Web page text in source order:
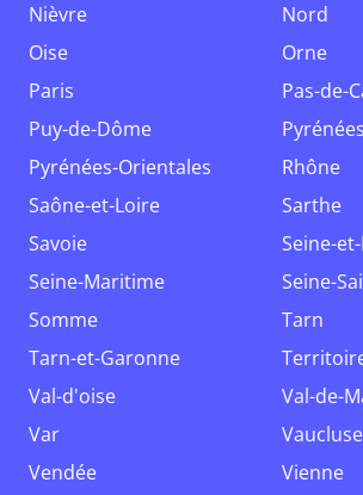
Nièvre
Nord
Oise
Orne
Paris
Pas-de-
Puy-de-Dôme
Pyrénées-Orientales
Rhône
Saône-et-Loire
Sarthe
Savoie
Seine-
Seine-Maritime
Seine-
Somme
Tarn
Tarn-et-Garonne
Val-d'oise
Val-de-
Var
Vaucluse
Vendée
Vienne